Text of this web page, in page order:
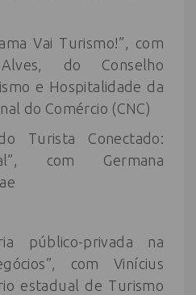
Vai Turismo!”, com
do Conselho
e Hospitalidade da
do Comércio (CNC)
Turista Conectado:
com Germana
público-privada na
com Vinícius
estadual de Turismo